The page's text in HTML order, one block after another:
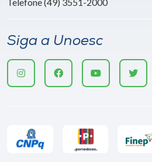
Siga a Unoesc